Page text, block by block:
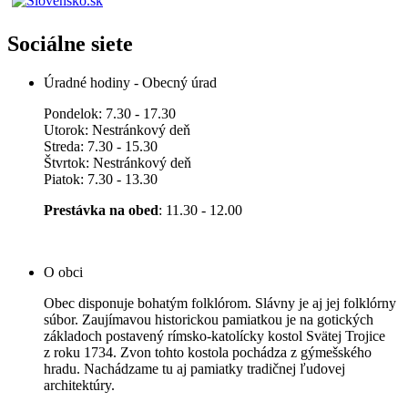
Sociálne siete
Úradné hodiny - Obecný úrad
Pondelok: 7.30 - 17.30
Utorok: Nestránkový deň
Streda: 7.30 - 15.30
Štvrtok: Nestránkový deň
Piatok: 7.30 - 13.30
Prestávka na obed: 11.30 - 12.00
O obci
Obec disponuje bohatým folklórom. Slávny je aj jej folklórny
súbor. Zaujímavou historickou pamiatkou je na gotických
základoch postavený rímsko-katolícky kostol Svätej Trojice
z roku 1734. Zvon tohto kostola pochádza z gýmešského
hradu. Nachádzame tu aj pamiatky tradičnej ľudovej
architektúry.